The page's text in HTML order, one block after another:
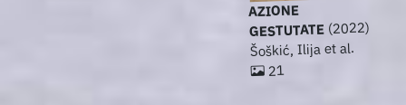
AZIONE
GESTUTATE(2022)
Šoškić, Ilija et al.
21